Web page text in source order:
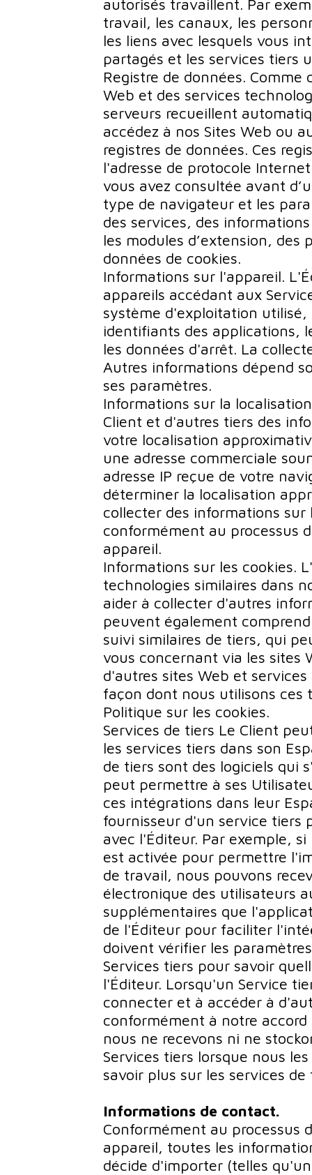
autorisés travaillent. Par
travail, les canaux, les
les liens avec lesquels vous
partagés et les services tiers
Registre de données.
Web et des services
serveurs recueillent
accédez à nos Sites Web ou
registres de données. Ces
l'adresse de protocole
vous avez consultée avant
type de navigateur et les
des services, des
les modules d’extension, des
données de cookies.
Informations sur l'appareil.
appareils accédant aux
système d'exploitation
identifiants des applications,
les données d'arrêt. La
Autres informations dépend
ses paramètres.
Informations sur la
Client et d'autres tiers des
votre localisation
une adresse commerciale
adresse IP reçue de votre
déterminer la localisation
collecter des informations
conformément au processus
appareil.
Informations sur les cookies.
technologies similaires dans
aider à collecter d'autres
peuvent également
suivi similaires de tiers, qui
vous concernant via les sites
d'autres sites Web et
façon dont nous utilisons ces
Politique sur les cookies.
Services de tiers Le Client
les services tiers dans son
de tiers sont des logiciels qui
peut permettre à ses
ces intégrations dans leur
fournisseur d'un service tiers
avec l'Éditeur. Par exemple,
est activée pour permettre
de travail, nous pouvons
électronique des utilisateurs
supplémentaires que
de l'Éditeur pour faciliter
doivent vérifier les
Services tiers pour savoir
l'Éditeur. Lorsqu'un Service
connecter et à accéder à
conformément à notre
nous ne recevons ni ne
Services tiers lorsque nous
savoir plus sur les services
Informations de contact.
Conformément au processus
appareil, toutes les
décide d'importer (telles